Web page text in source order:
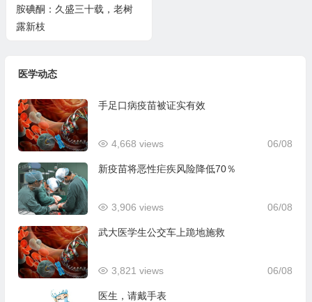
胺碘酮：久盛三十载，老树
露新枝
医学动态
手足口病疫苗被证实有效
06/08
4,668 views
新疫苗将恶性疟疾风险降低70％
06/08
3,906 views
武大医学生公交车上跪地施救
06/08
3,821 views
医生，请戴手表